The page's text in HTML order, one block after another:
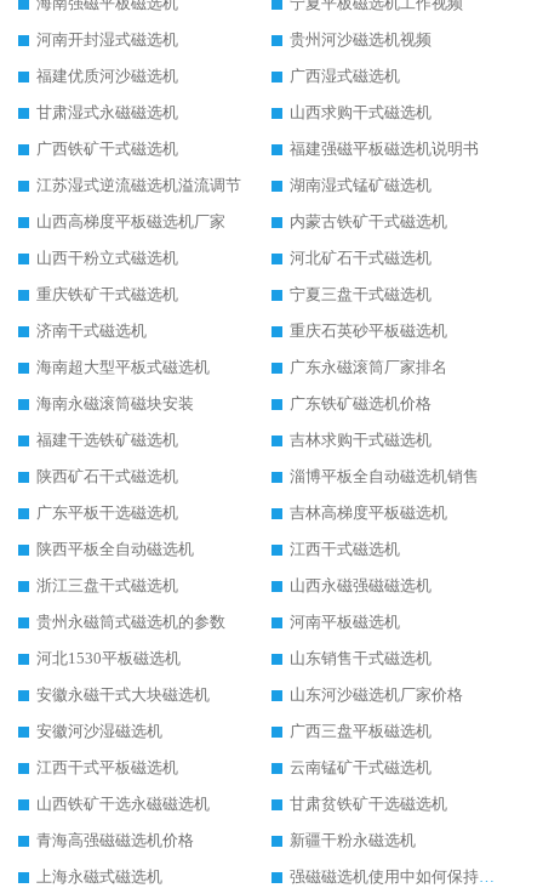
河南开封湿式磁选机
贵州河沙磁选机视频
福建优质河沙磁选机
广西湿式磁选机
甘肃湿式永磁磁选机
山西求购干式磁选机
广西铁矿干式磁选机
福建强磁平板磁选机说明书
江苏湿式逆流磁选机溢流调节
湖南湿式锰矿磁选机
山西高梯度平板磁选机厂家
内蒙古铁矿干式磁选机
山西干粉立式磁选机
河北矿石干式磁选机
重庆铁矿干式磁选机
宁夏三盘干式磁选机
济南干式磁选机
重庆石英砂平板磁选机
海南超大型平板式磁选机
广东永磁滚筒厂家排名
海南永磁滚筒磁块安装
广东铁矿磁选机价格
福建干选铁矿磁选机
吉林求购干式磁选机
陕西矿石干式磁选机
淄博平板全自动磁选机销售
广东平板干选磁选机
吉林高梯度平板磁选机
陕西平板全自动磁选机
江西干式磁选机
浙江三盘干式磁选机
山西永磁强磁磁选机
贵州永磁筒式磁选机的参数
河南平板磁选机
河北1530平板磁选机
山东销售干式磁选机
安徽永磁干式大块磁选机
山东河沙磁选机厂家价格
安徽河沙湿磁选机
广西三盘平板磁选机
江西干式平板磁选机
云南锰矿干式磁选机
山西铁矿干选永磁磁选机
甘肃贫铁矿干选磁选机
青海高强磁磁选机价格
新疆干粉永磁选机
上海永磁式磁选机
强磁磁选机使用中如何保持其顺畅运行